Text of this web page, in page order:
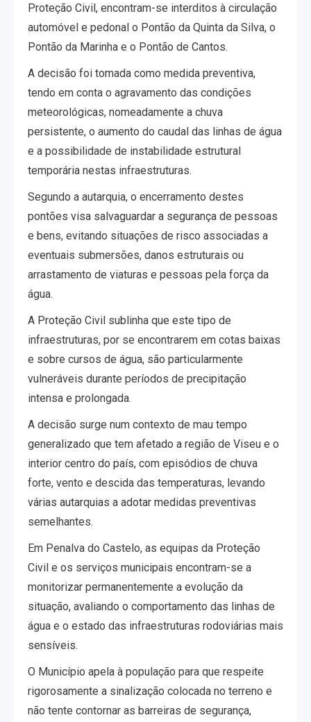
Proteção Civil, encontram-se interditos à circulação
automóvel e pedonal o Pontão da Quinta da Silva, o
Pontão da Marinha e o Pontão de Cantos.
A decisão foi tomada como medida preventiva,
tendo em conta o agravamento das condições
meteorológicas, nomeadamente a chuva
persistente, o aumento do caudal das linhas de água
e a possibilidade de instabilidade estrutural
temporária nestas infraestruturas.
Segundo a autarquia, o encerramento destes
pontões visa salvaguardar a segurança de pessoas
e bens, evitando situações de risco associadas a
eventuais submersões, danos estruturais ou
arrastamento de viaturas e pessoas pela força da
água.
A Proteção Civil sublinha que este tipo de
infraestruturas, por se encontrarem em cotas baixas
e sobre cursos de água, são particularmente
vulneráveis durante períodos de precipitação
intensa e prolongada.
A decisão surge num contexto de mau tempo
generalizado que tem afetado a região de Viseu e o
interior centro do país, com episódios de chuva
forte, vento e descida das temperaturas, levando
várias autarquias a adotar medidas preventivas
semelhantes.
Em Penalva do Castelo, as equipas da Proteção
Civil e os serviços municipais encontram-se a
monitorizar permanentemente a evolução da
situação, avaliando o comportamento das linhas de
água e o estado das infraestruturas rodoviárias mais
sensíveis.
O Município apela à população para que respeite
rigorosamente a sinalização colocada no terreno e
não tente contornar as barreiras de segurança,